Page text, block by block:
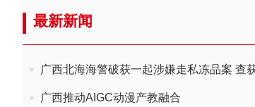
最新新闻
广西北海海警破获一起涉嫌走私冻品案 查
广西推动AIGC动漫产教融合